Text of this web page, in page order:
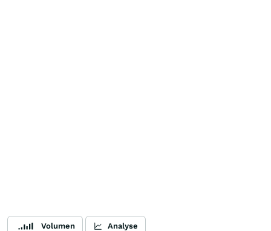
Volumen Analyse